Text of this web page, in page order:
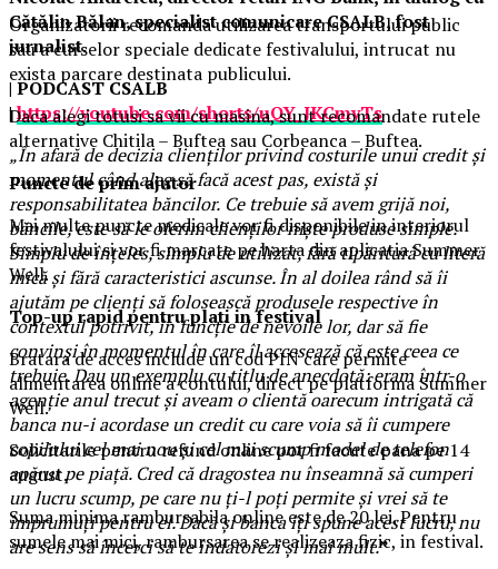
Cătălin Bălan, specialist comunicare CSALB, fost
jurnalist.
| PODCASTCSALB
|https://youtube.com/shorts/uQY_JKCmyTs
„În afară de decizia clienților privind costurile unui credit și
momentul când aleg să facă acest pas, există și
responsabilitatea băncilor. Ce trebuie să avem grijă noi,
băncile, este să le oferim clienților niște produse simple.
Simplu de înțeles, simplu de utilizat, fără tipăritură cu literă
mică și fără caracteristici ascunse. În al doilea rând să îi
ajutăm pe clienți să folosească produsele respective în
contextul potrivit, în funcție de nevoile lor, dar să fie
convinși în momentul în care îl accesează că este ceea ce
trebuie. Dau un exemplu cu titlu de anecdotă: eram într-o
agenție anul trecut și aveam o clientă oarecum intrigată că
banca nu-i acordase un credit cu care voia să îi cumpere
copilului cel mai nou și cel mai scump model de telefon
apărut pe piață. Cred că dragostea nu înseamnă să cumperi
un lucru scump, pe care nu ți-l poți permite și vrei să te
împrumuți pentru el. Dacă și banca îți spune acest lucru, nu
are sens să încerci să te îndatorezi și mai mult.”
Organizatorii recomanda utilizarea transportului public
sau a curselor speciale dedicate festivalului, intrucat nu
exista parcare destinata publicului.
Daca alegi totusi sa vii cu masina, sunt recomandate rutele
alternative Chitila – Buftea sau Corbeanca – Buftea.
Puncte de prim ajutor
Mai multe puncte medicale vor fi disponibile in interiorul
festivalului si vor fi marcate pe harta din aplicatia Summer
Well.
Top-up rapid pentru plati in festival
Bratara de acces include un cod PIN care permite
alimentarea online a contului, direct pe platforma Summer
Well.
Solicitarile pentru refund online pot fi facute pana pe 14
august.
Suma minima rambursabila online este de 20 lei. Pentru
sumele mai mici, rambursarea se realizeaza fizic, in festival.